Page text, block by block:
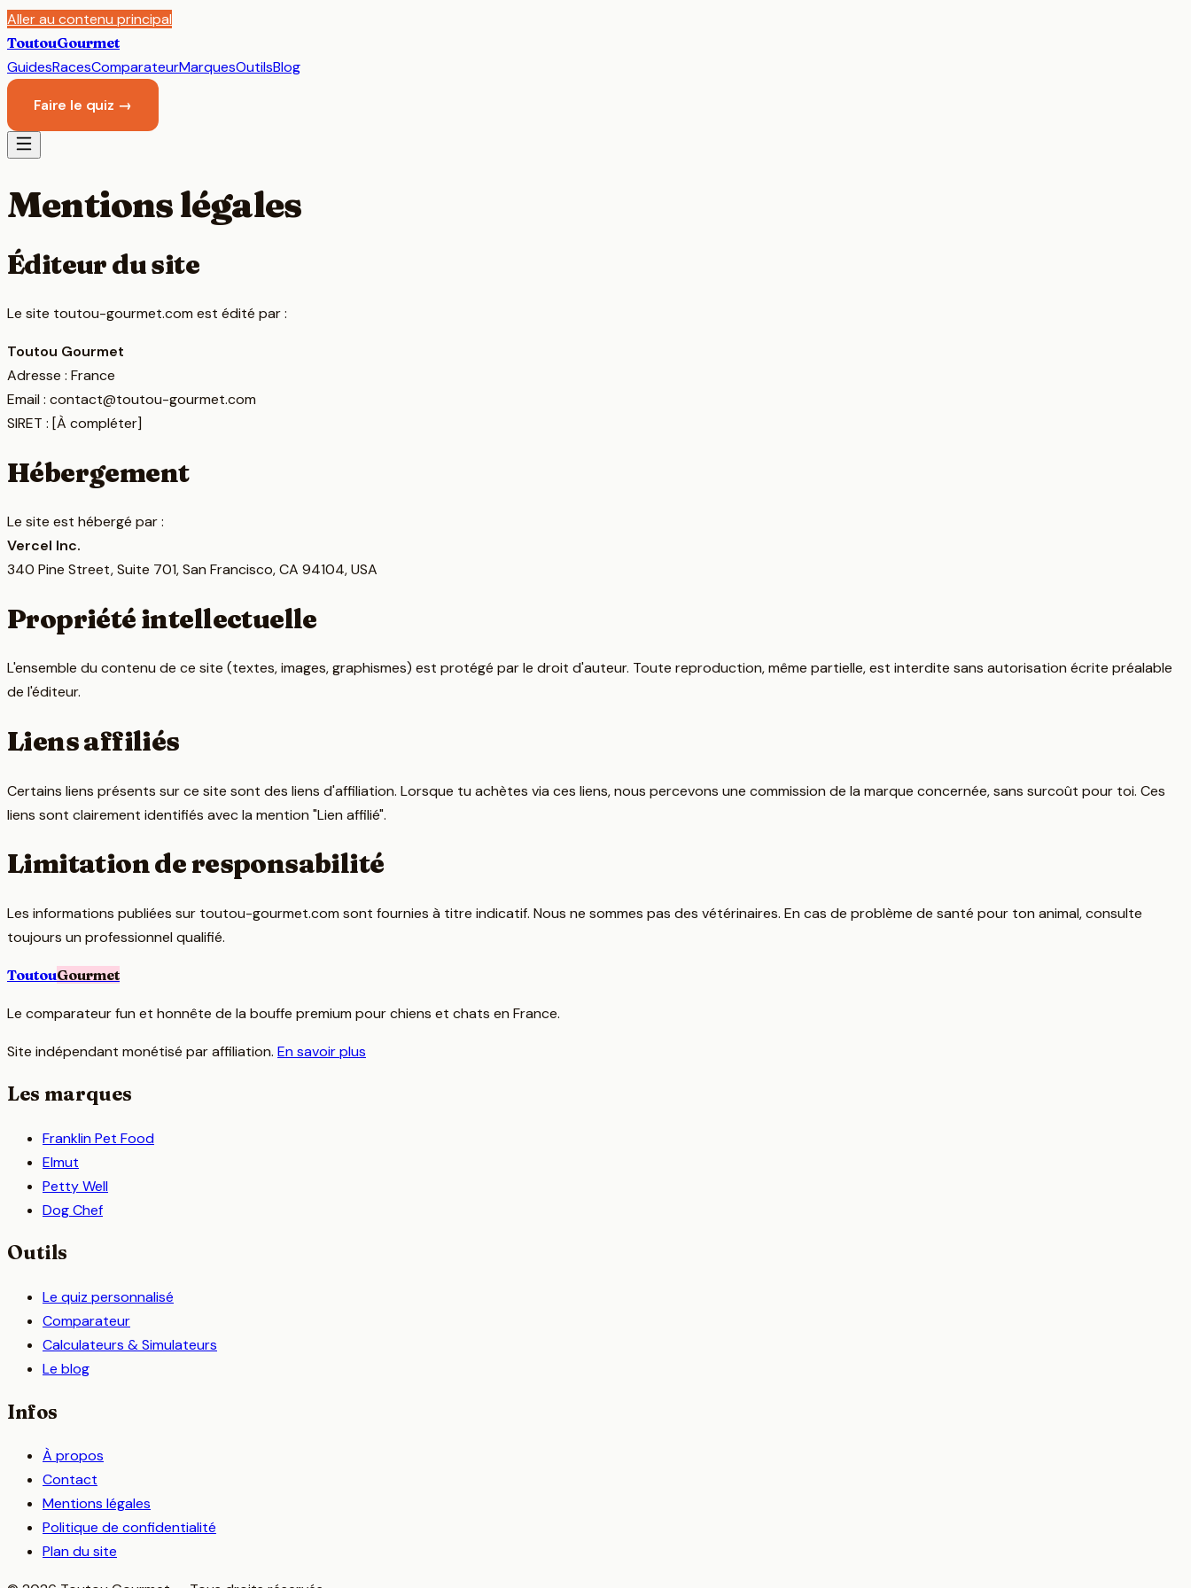
Aller au contenu principal
ToutouGourmet
GuidesRacesComparateurMarquesOutilsBlog
Faire le quiz →
Mentions légales
Éditeur du site
Le site toutou-gourmet.com est édité par :
Toutou Gourmet
Adresse : France
Email : contact@toutou-gourmet.com
SIRET : [À compléter]
Hébergement
Le site est hébergé par :
Vercel Inc.
340 Pine Street, Suite 701, San Francisco, CA 94104, USA
Propriété intellectuelle
L'ensemble du contenu de ce site (textes, images, graphismes) est protégé par le droit d'auteur. Toute reproduction, même partielle, est interdite sans autorisation écrite préalable
de l'éditeur.
Liens affiliés
Certains liens présents sur ce site sont des liens d'affiliation. Lorsque tu achètes via ces liens, nous percevons une commission de la marque concernée, sans surcoût pour toi. Ces
liens sont clairement identifiés avec la mention "Lien affilié".
Limitation de responsabilité
Les informations publiées sur toutou-gourmet.com sont fournies à titre indicatif. Nous ne sommes pas des vétérinaires. En cas de problème de santé pour ton animal, consulte
toujours un professionnel qualifié.
ToutouGourmet
Le comparateur fun et honnête de la bouffe premium pour chiens et chats en France.
Site indépendant monétisé par affiliation. En savoir plus
Les marques
Franklin Pet Food
Elmut
Petty Well
Dog Chef
Outils
Le quiz personnalisé
Comparateur
Calculateurs & Simulateurs
Le blog
Infos
À propos
Contact
Mentions légales
Politique de confidentialité
Plan du site